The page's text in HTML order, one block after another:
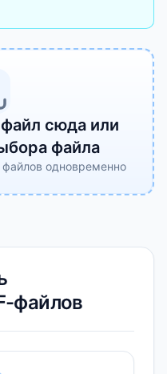
сюда или
файла
одновременно
файлов